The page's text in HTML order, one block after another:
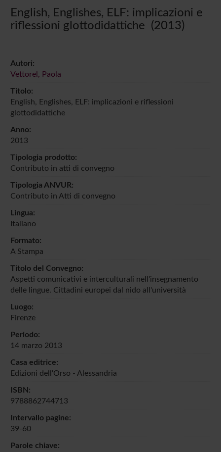
English, Englishes, ELF: implicazioni e
riflessioni glottodidattiche (2013)
Autori:
Vettorel, Paola
Titolo:
English, Englishes, ELF: implicazioni e riflessioni
glottodidattiche
Anno:
2013
Tipologia prodotto:
Contributo in atti di convegno
Tipologia ANVUR:
Contributo in Atti di convegno
Lingua:
Italiano
Formato:
A Stampa
Titolo del Convegno:
Aspetti comunicativi e interculturali nell'insegnamento
delle lingue. Cittadini europei dal nido all'università
Luogo:
Firenze
Periodo:
14 marzo 2013
Casa editrice:
Edizioni dell'Orso - Alessandria
ISBN:
9788862744713
Intervallo pagine:
39-60
Parole chiave: